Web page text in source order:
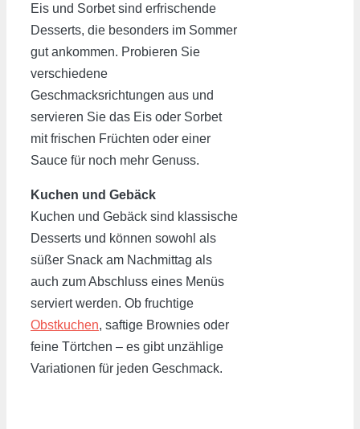
Eis und Sorbet sind erfrischende
Desserts, die besonders im Sommer
gut ankommen. Probieren Sie
verschiedene
Geschmacksrichtungen aus und
servieren Sie das Eis oder Sorbet
mit frischen Früchten oder einer
Sauce für noch mehr Genuss.
Kuchen und Gebäck
Kuchen und Gebäck sind klassische
Desserts und können sowohl als
süßer Snack am Nachmittag als
auch zum Abschluss eines Menüs
serviert werden. Ob fruchtige
Obstkuchen, saftige Brownies oder
feine Törtchen – es gibt unzählige
Variationen für jeden Geschmack.